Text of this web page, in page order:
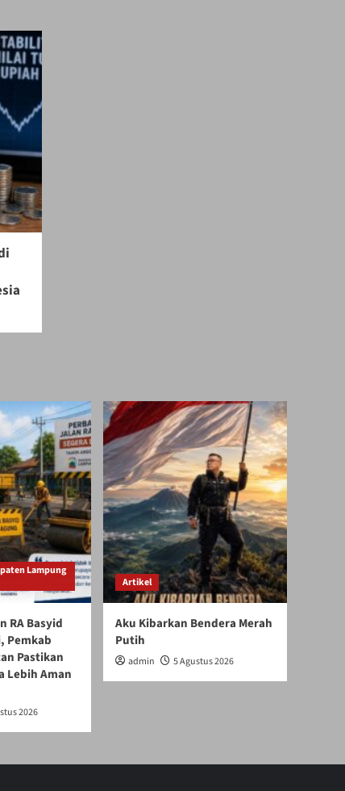
Lampung
RA Basyid
Pemkab
Pastikan
Lebih Aman
2026
Artikel
Aku Kibarkan Bendera Merah
Putih
admin 5 Agustus 2026